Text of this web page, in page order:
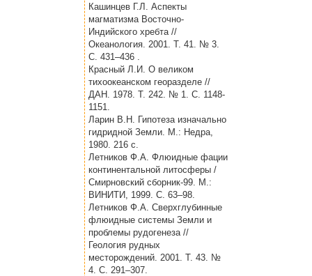
Кашинцев Г.Л. Аспекты
магматизма Восточно-
Индийского хребта //
Океанология. 2001. Т. 41. № 3.
С. 431–436 .
Красный Л.И. О великом
тихоокеанском георазделе //
ДАН. 1978. Т. 242. № 1. С. 1148-
1151.
Ларин В.Н. Гипотеза изначально
гидридной Земли. М.: Недра,
1980. 216 с.
Летников Ф.А. Флюидные фации
континентальной литосферы /
Смирновский сборник-99. М.:
ВИНИТИ, 1999. С. 63–98.
Летников Ф.А. Сверхглубинные
флюидные системы Земли и
проблемы рудогенеза //
Геология рудных
месторождений. 2001. Т. 43. №
4. С. 291–307.